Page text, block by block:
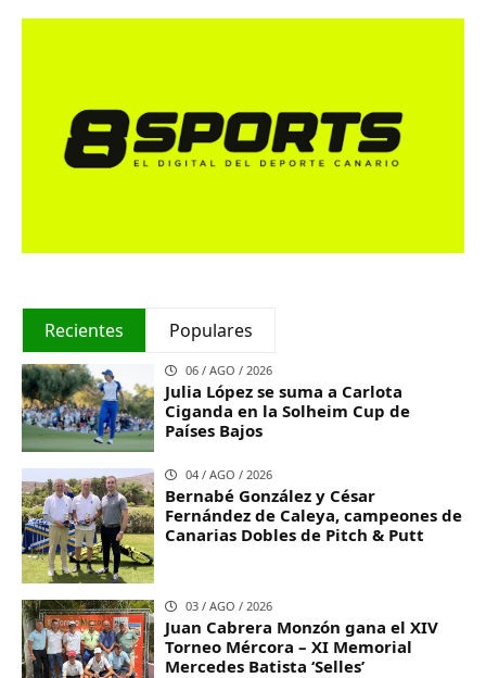
Recientes Populares
06 / AGO / 2026
Julia López se suma a Carlota
Ciganda en la Solheim Cup de
Países Bajos
04 / AGO / 2026
Bernabé González y César
Fernández de Caleya, campeones de
Canarias Dobles de Pitch & Putt
03 / AGO / 2026
Juan Cabrera Monzón gana el XIV
Torneo Mércora – XI Memorial
Mercedes Batista ‘Selles’